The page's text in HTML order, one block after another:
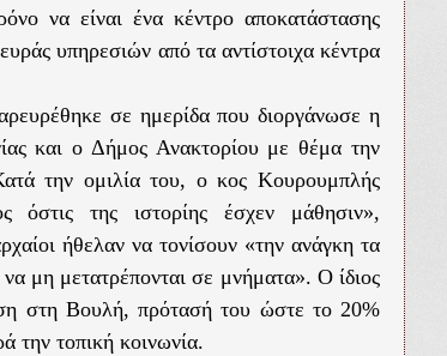
να είναι ένα κέντρο αποκατάστασης
υπηρεσιών από τα αντίστοιχα κέντρα
σε ημερίδα που διοργάνωσε η
και ο Δήμος Ανακτορίου με θέμα την
την ομιλία του, ο κος Κουρουμπλής
όστις της ιστορίης έσχεν μάθησιν»,
ήθελαν να τονίσουν «την ανάγκη τα
μη μετατρέπονται σε μνήματα». Ο ίδιος
στη Βουλή, πρότασή του ώστε το 20%
την τοπική κοινωνία.